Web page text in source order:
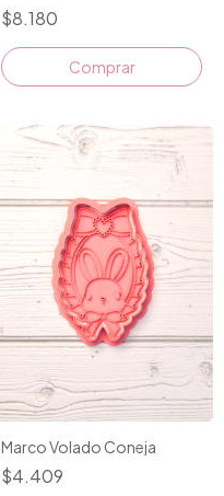
$8.180
Marco Volado Coneja
$4.409